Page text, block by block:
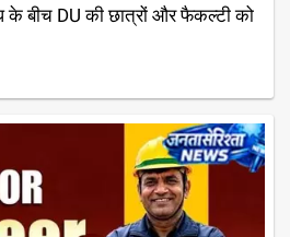
के बीच DU की छात्रों और फैकल्टी को